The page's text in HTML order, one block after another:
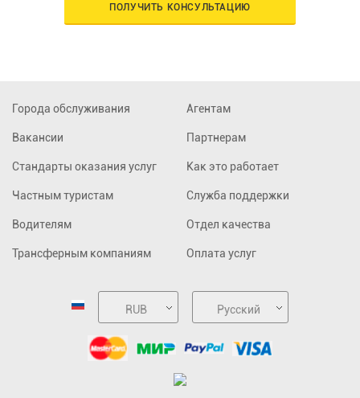
ПОЛУЧИТЬ КОНСУЛЬТАЦИЮ
Города обслуживания
Вакансии
Стандарты оказания услуг
Частным туристам
Водителям
Трансферным компаниям
Агентам
Партнерам
Как это работает
Служба поддержки
Отдел качества
Оплата услуг
RUB Русский